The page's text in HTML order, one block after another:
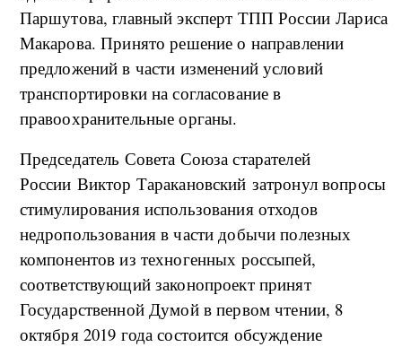
Паршутова, главный эксперт ТПП России Лариса
Макарова. Принято решение о направлении
предложений в части изменений условий
транспортировки на согласование в
правоохранительные органы.
Председатель Совета Союза старателей
России Виктор Таракановский затронул вопросы
стимулирования использования отходов
недропользования в части добычи полезных
компонентов из техногенных россыпей,
соответствующий законопроект принят
Государственной Думой в первом чтении, 8
октября 2019 года состоится обсуждение